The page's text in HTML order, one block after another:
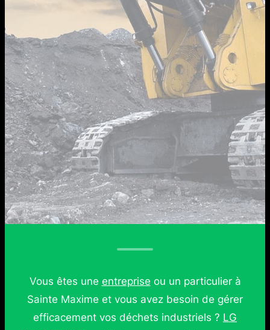
Vous êtes une entreprise ou un particulier à
Sainte Maxime et vous avez besoin de gérer
efficacement vos déchets industriels ? LG